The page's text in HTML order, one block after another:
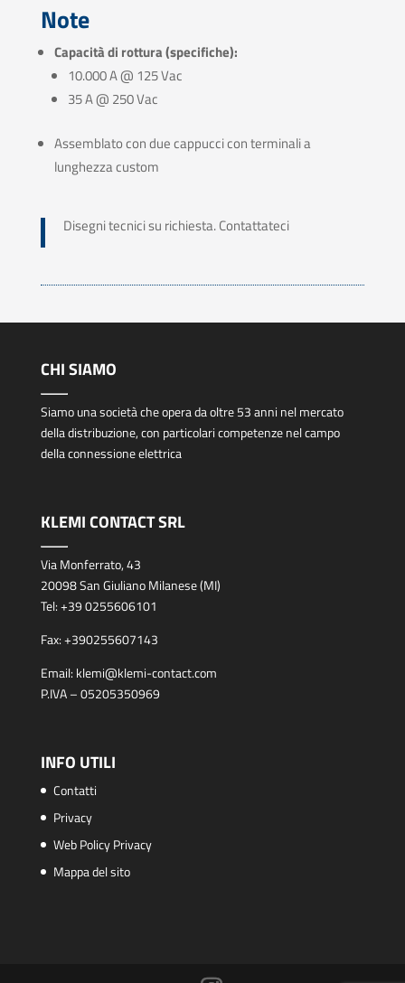
Note
Capacità di rottura (specifiche):
10.000 A @ 125 Vac
35 A @ 250 Vac
Assemblato con due cappucci con terminali a
lunghezza custom
Disegni tecnici su richiesta. Contattateci
CHI SIAMO
Siamo una società che opera da oltre 53 anni nel mercato
della distribuzione, con particolari competenze nel campo
della connessione elettrica
KLEMI CONTACT SRL
Via Monferrato, 43
20098 San Giuliano Milanese (MI)
Tel:+39 0255606101
Fax:+390255607143
Email: klemi@klemi-contact.com
P.IVA – 05205350969
INFO UTILI
Contatti
Privacy
Web Policy Privacy
Mappa del sito